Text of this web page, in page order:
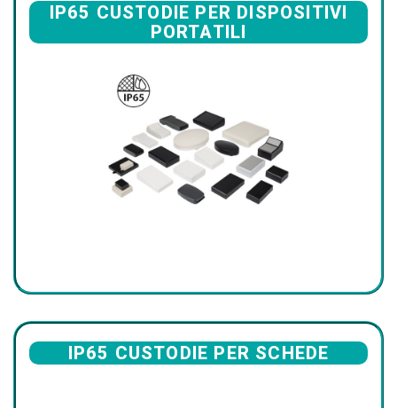
IP65 CUSTODIE PER DISPOSITIVI
PORTATILI
IP65 CUSTODIE PER SCHEDE